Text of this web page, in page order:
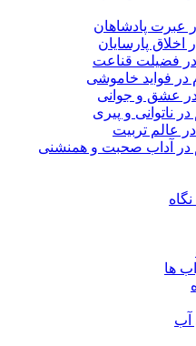
عبرت پادشاهان
اخلاق پارسایان
فضیلت قناعت
در فواید خاموشى
عشق و جوانى
ناتوانى و پیرى
عالم تربیت
در آداب صحبت و همنشنى
ها
آب